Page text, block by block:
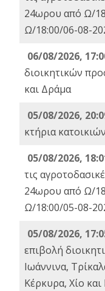
24ωρου από Ω/
Ω/18:00/06-08-
06/08/2026,
διοικητικών
και Δράμα
05/08/2026,
κτήρια
05/08/2026,
τις
24ωρου από Ω/
Ω/18:00/05-08-
05/08/2026,
επιβολή
Ιωάννινα,
Κέρκυρα, Χίο